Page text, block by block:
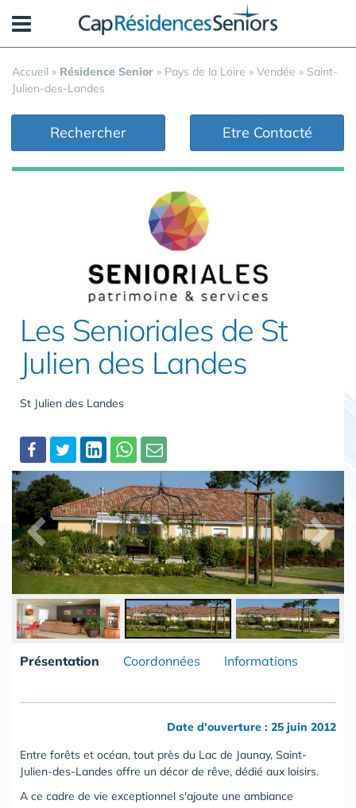
Accueil » Résidence Senior » Pays de la Loire » Vendée » Saint-
Julien-des-Landes
Rechercher Etre Contacté
Les Senioriales de St
Julien des Landes
St Julien des Landes
Partager
Présentation Coordonnées Informations
Date d'ouverture : 25 juin 2012
Entre forêts et océan, tout près du Lac de Jaunay, Saint-
Julien-des-Landes offre un décor de rêve, dédié aux loisirs.
A ce cadre de vie exceptionnel s'ajoute une ambiance